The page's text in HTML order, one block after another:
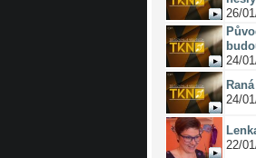
26/
24/
24/
22/